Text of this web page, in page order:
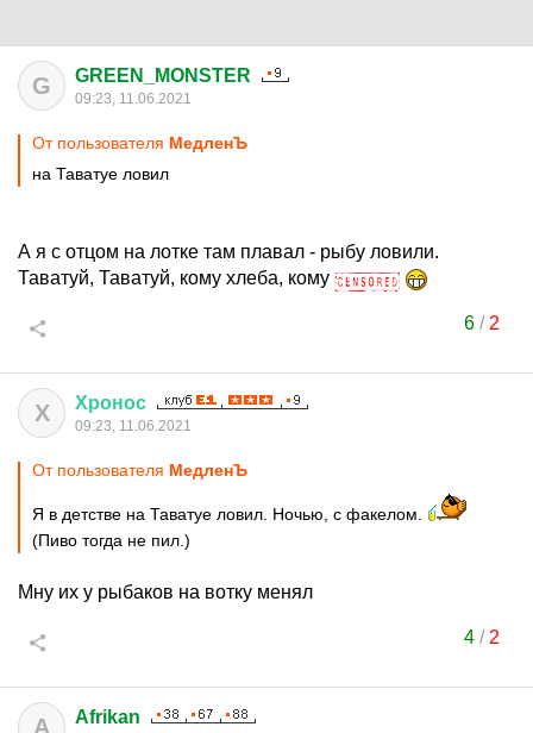
G GREEN_MONSTER
09:23, 11.06.2021
От пользователя МедленЪ
на Таватуе ловил
А я с отцом на лотке там плавал - рыбу ловили.
Таватуй, Таватуй, кому хлеба, кому
6/ 2
Х Хронос
09:23, 11.06.2021
От пользователя МедленЪ
Я в детстве на Таватуе ловил. Ночью, с факелом.
(Пиво тогда не пил.)
Мну их у рыбаков на вотку менял
4/ 2
A Afrikan